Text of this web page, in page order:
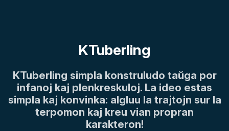
KTuberling
KTuberling simpla konstruludo taŭga por
infanoj kaj plenkreskuloj. La ideo estas
simpla kaj konvinka: algluu la trajtojn sur la
terpomon kaj kreu vian propran
karakteron!